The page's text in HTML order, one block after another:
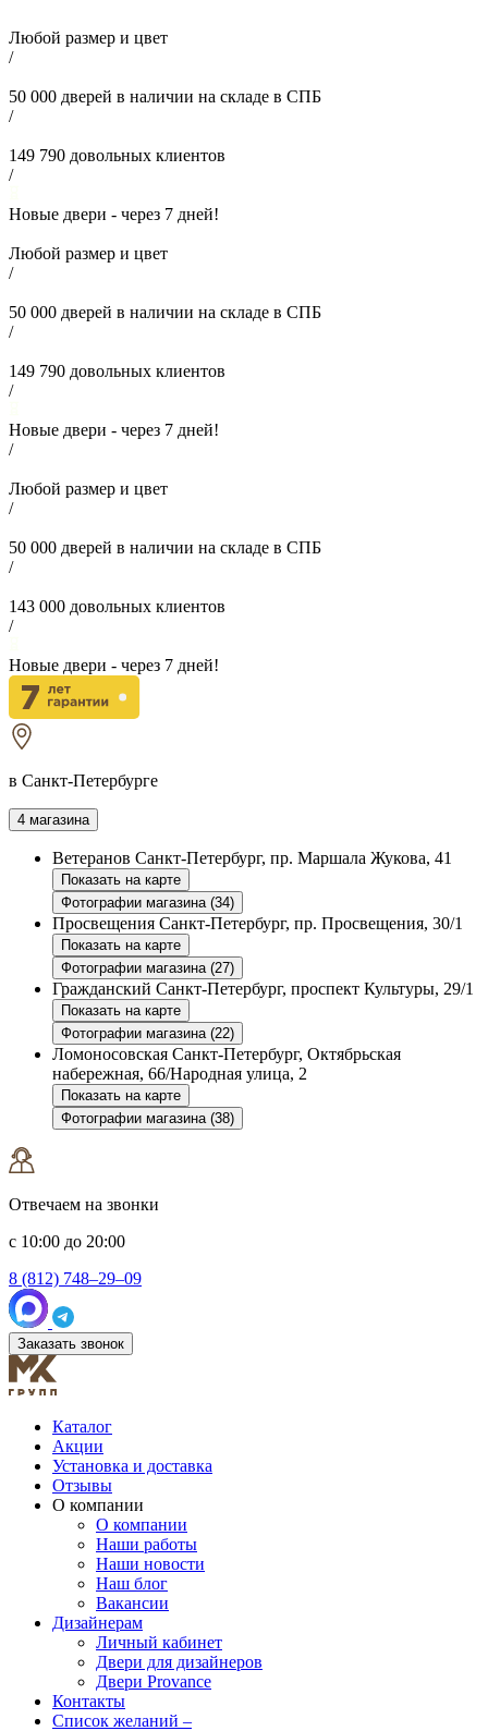
Любой размер и цвет
/
50 000 дверей в наличии на складе в СПБ
/
149 790 довольных клиентов
/
Новые двери - через 7 дней!
Любой размер и цвет
/
50 000 дверей в наличии на складе в СПБ
/
149 790 довольных клиентов
/
Новые двери - через 7 дней!
/
Любой размер и цвет
/
50 000 дверей в наличии на складе в СПБ
/
143 000 довольных клиентов
/
Новые двери - через 7 дней!
в Санкт-Петербурге
4 магазина
Ветеранов Санкт-Петербург, пр. Маршала Жукова, 41
Показать на карте
Фотографии магазина (34)
Просвещения Санкт-Петербург, пр. Просвещения, 30/1
Показать на карте
Фотографии магазина (27)
Гражданский Санкт-Петербург, проспект Культуры, 29/1
Показать на карте
Фотографии магазина (22)
Ломоносовская Санкт-Петербург, Октябрьская
набережная, 66/Народная улица, 2
Показать на карте
Фотографии магазина (38)
Отвечаем на звонки
с 10:00 до 20:00
8 (812) 748–29–09
Заказать звонок
Каталог
Акции
Установка и доставка
Отзывы
О компании
О компании
Наши работы
Наши новости
Наш блог
Вакансии
Дизайнерам
Личный кабинет
Двери для дизайнеров
Двери Provance
Контакты
Список желаний –